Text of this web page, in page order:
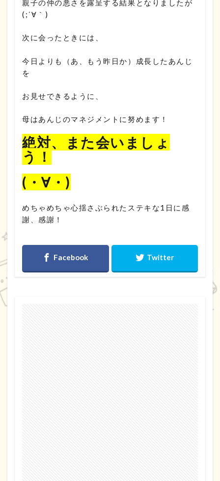
親子の仲の悪さを露呈する結果となりましたが
(;´∀｀)
次に会ったときには、
今日よりも（あ、もう昨日か）成長したあんじ
を
お見せできるように、
母はあんじのマネジメントに努めます！
絶対、また会いましょ
う！
(・∀・)
めちゃめちゃ心揺さぶられたステキな1日に感
謝、感謝！